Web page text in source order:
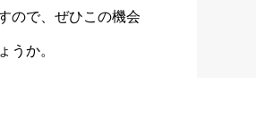
ので、ぜひこの機会
うか。